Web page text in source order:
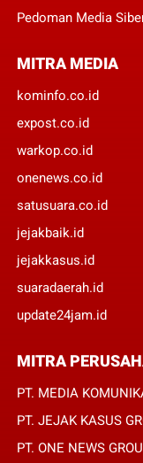
Pedoman Media
MITRA MEDIA
kominfo.co.id
expost.co.id
warkop.co.id
onenews.co.id
satusuara.co.id
jejakbaik.id
jejakkasus.id
suaradaerah.id
update24jam.id
MITRA
PT. MEDIA
PT. JEJAK KASUS
PT. ONE NEWS